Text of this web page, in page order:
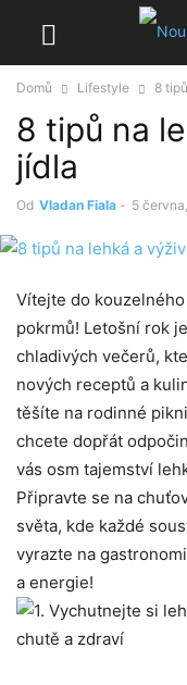
Domů Lifestyle 8
8 tipů na
jídla
Od Vladan Fiala - 5
Vítejte⁢ do‍
pokrmů!⁤ Letošní rok
chladivých večerů,
nových receptů a
těšíte na rodinné
chcete‍ dopřát
vás osm tajemství
Připravte se na
světa,‍ kde každé
vyrazte na
a energie!